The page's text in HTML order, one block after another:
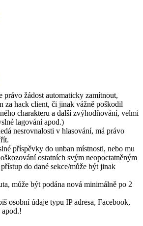
právo žádost automaticky zamítnout,
za hack client, či jinak vážně poškodil
charakteru a další zvýhodňování, velmi
lagování apod.)
nesrovnalosti v hlasování, má právo
příspěvky do unban místnosti, nebo mu
ostatních svým neopoctatněným
do dané sekce/může být jinak
může být podána nová minimálně po 2
osobní údaje typu IP adresa, Facebook,
apod.!